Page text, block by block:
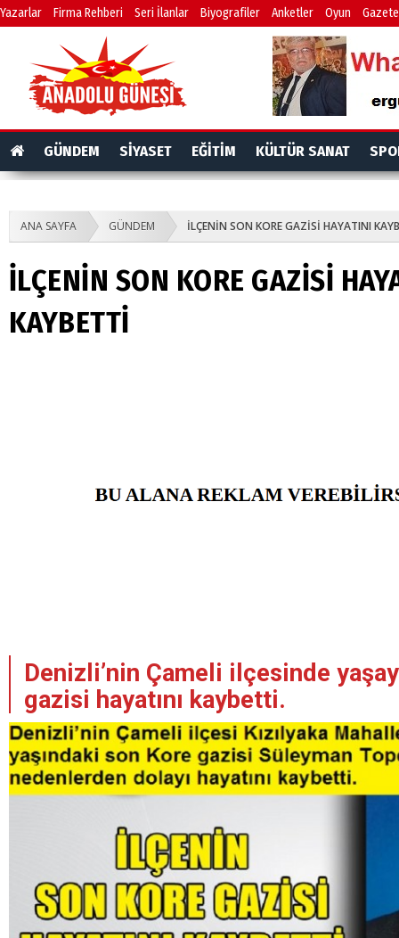
Yazarlar Firma Rehberi Seri İlanlar Biyografiler Anketler Oyun
GÜNDEM SİYASET EĞİTİM KÜLTÜR SANAT
ANA SAYFA GÜNDEM İLÇENİN SON KORE GAZİSİ HAYATINI
İLÇENİN SON KORE GAZİSİ
KAYBETTİ
Denizli’nin Çameli ilçesinde
gazisi hayatını kaybetti.